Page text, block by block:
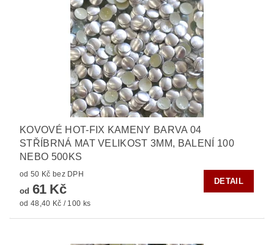
KOVOVÉ HOT-FIX KAMENY BARVA 04
STŘÍBRNÁ MAT VELIKOST 3MM, BALENÍ 100
NEBO 500KS
od 50 Kč bez DPH
od 61 Kč
od 48,40 Kč / 100 ks
DETAIL